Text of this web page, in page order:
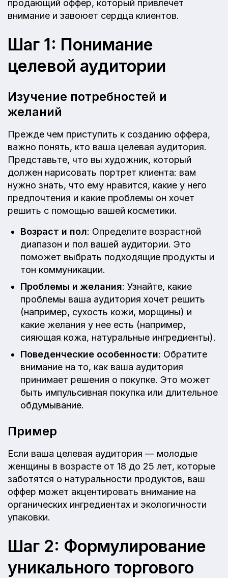
продающий оффер, который привлечет
внимание и завоюет сердца клиентов.
Шаг 1: Понимание
целевой аудитории
Изучение потребностей и
желаний
Прежде чем приступить к созданию оффера,
важно понять, кто ваша целевая аудитория.
Представьте, что вы художник, который
должен нарисовать портрет клиента: вам
нужно знать, что ему нравится, какие у него
предпочтения и какие проблемы он хочет
решить с помощью вашей косметики.
Возраст и пол: Определите возрастной
диапазон и пол вашей аудитории. Это
поможет выбрать подходящие продукты и
тон коммуникации.
Проблемы и желания: Узнайте, какие
проблемы ваша аудитория хочет решить
(например, сухость кожи, морщины) и
какие желания у нее есть (например,
сияющая кожа, натуральные ингредиенты).
Поведенческие особенности: Обратите
внимание на то, как ваша аудитория
принимает решения о покупке. Это может
быть импульсивная покупка или длительное
обдумывание.
Пример
Если ваша целевая аудитория — молодые
женщины в возрасте от 18 до 25 лет, которые
заботятся о натуральности продуктов, ваш
оффер может акцентировать внимание на
органических ингредиентах и экологичности
упаковки.
Шаг 2: Формулирование
уникального торгового